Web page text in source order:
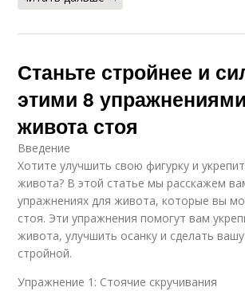
Станьте стройнее и
этими 8
живота стоя
Введение
Хотите улучшить свою фигурку и
живота? В этой статье мы расскажем
упражнениях для живота, которые вы
стоя. Эти упражнения помогут вам
живота, улучшить осанку и сделать
стройной.
Упражнение 1: Стоячие скручивания